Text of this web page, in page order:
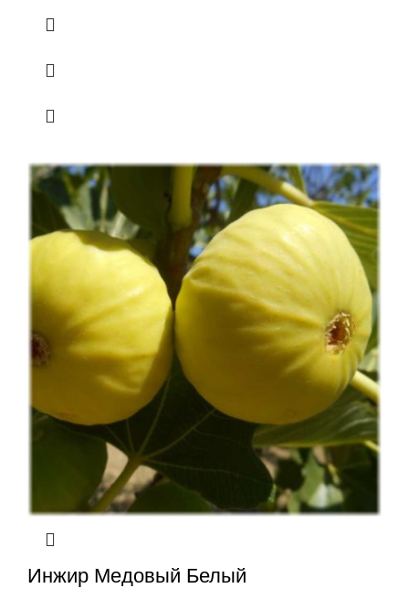
Инжир Медовый Белый